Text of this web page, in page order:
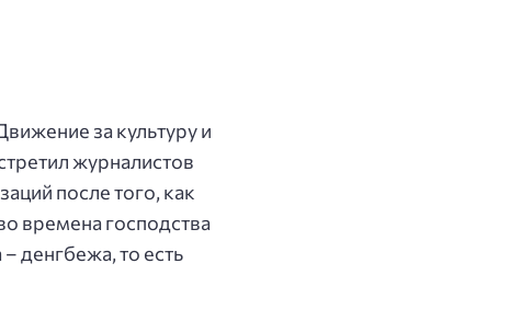
за культуру и
журналистов
после того, как
времена господства
денгбежа, то есть